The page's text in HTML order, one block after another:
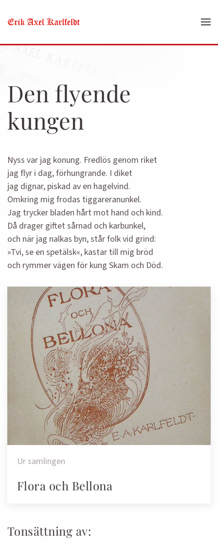
Skip to main content
Den flyende
kungen
Nyss var jag konung. Fredlös genom riket
jag flyr i dag, förhungrande. I diket
jag dignar, piskad av en hagelvind.
Omkring mig frodas tiggareranunkel.
Jag trycker bladen hårt mot hand och kind.
Då drager giftet sårnad och karbunkel,
och när jag nalkas byn, står folk vid grind:
»Tvi, se en spetälsk«, kastar till mig bröd
och rymmer vägen för kung Skam och Död.
Ur samlingen
Flora och Bellona
Tonsättning av: